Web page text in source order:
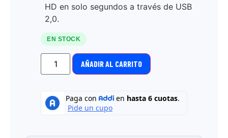
HD en solo segundos a través de USB
2,0.
EN STOCK
AÑADIR AL CARRITO